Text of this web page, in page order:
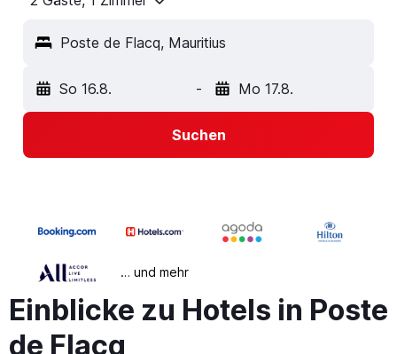
Poste de Flacq, Mauritius
So 16.8. - Mo 17.8.
Suchen
… und mehr
Einblicke zu Hotels in Poste
de Flacq